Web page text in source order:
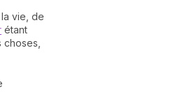
vie, de
étant